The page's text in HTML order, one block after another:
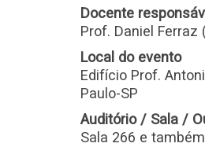
Docente
Prof. Daniel Ferraz
Local do evento
Edifício Prof.
Paulo-SP
Auditório / Sala /
Sala 266 e